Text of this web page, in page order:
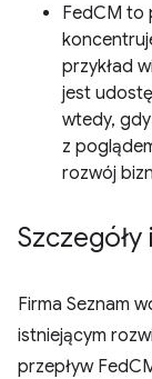
FedCM to
przykład
jest
wtedy,
z
rozwój
Firma Seznam
istniejącym
przepływ